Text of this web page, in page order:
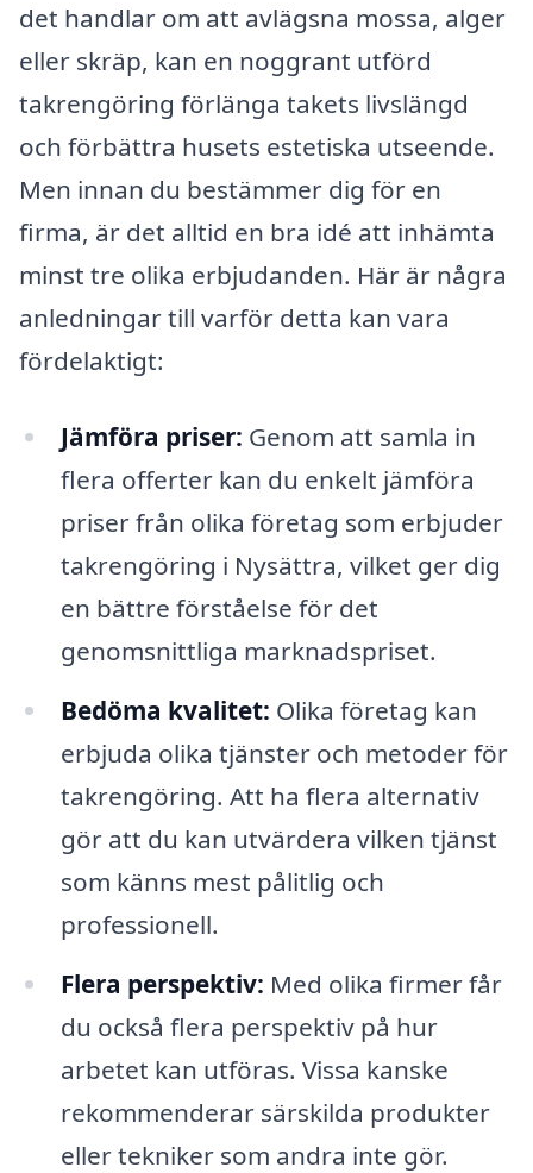
det handlar om att avlägsna mossa, alger
eller skräp, kan en noggrant utförd
takrengöring förlänga takets livslängd
och förbättra husets estetiska utseende.
Men innan du bestämmer dig för en
firma, är det alltid en bra idé att inhämta
minst tre olika erbjudanden. Här är några
anledningar till varför detta kan vara
fördelaktigt:
Jämföra priser: Genom att samla in
flera offerter kan du enkelt jämföra
priser från olika företag som erbjuder
takrengöring i Nysättra, vilket ger dig
en bättre förståelse för det
genomsnittliga marknadspriset.
Bedöma kvalitet: Olika företag kan
erbjuda olika tjänster och metoder för
takrengöring. Att ha flera alternativ
gör att du kan utvärdera vilken tjänst
som känns mest pålitlig och
professionell.
Flera perspektiv: Med olika firmer får
du också flera perspektiv på hur
arbetet kan utföras. Vissa kanske
rekommenderar särskilda produkter
eller tekniker som andra inte gör.